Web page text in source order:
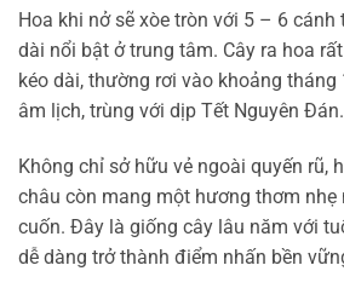
Hoa khi nở sẽ xòe tròn với 5 – 6
dài nổi bật ở trung tâm. Cây ra hoa
kéo dài, thường rơi vào khoảng
âm lịch, trùng với dịp Tết Nguyên Đán.
Không chỉ sở hữu vẻ ngoài quyến rũ,
châu còn mang một hương thơm nhẹ
cuốn. Đây là giống cây lâu năm với
dễ dàng trở thành điểm nhấn bền